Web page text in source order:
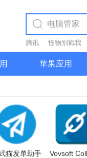
腾讯 怪物别戳我
苹果应用
猫发单助手